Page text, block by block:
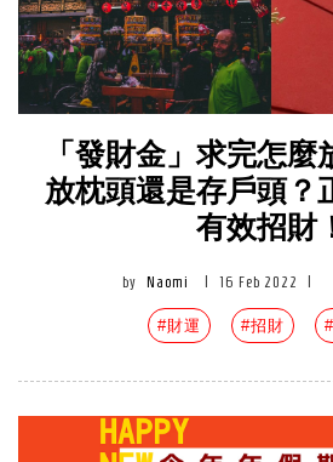
「發財金」求完怎麼
放枕頭還是存戶頭？
有效招財
by Naomi 16 Feb 2022
#財運 #招財